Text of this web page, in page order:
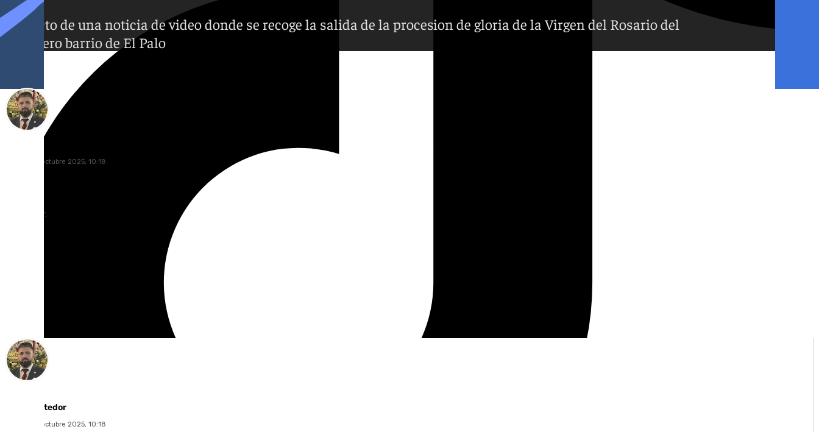
Extracto de una noticia de video donde se recoge la salida de la procesion de gloria de la Virgen del Rosario del
marinero barrio de El Palo
martes, 21 octubre 2025, 10:18
Compartir:
Pablo Vertedor
martes, 21 octubre 2025, 10:18